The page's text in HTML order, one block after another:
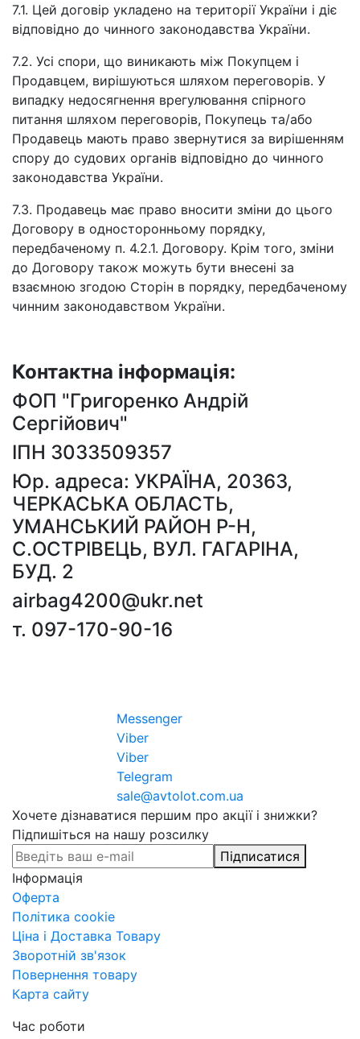
7.1. Цей договір укладено на території України і діє
відповідно до чинного законодавства України.
7.2. Усі спори, що виникають між Покупцем і
Продавцем, вирішуються шляхом переговорів. У
випадку недосягнення врегулювання спірного
питання шляхом переговорів, Покупець та/або
Продавець мають право звернутися за вирішенням
спору до судових органів відповідно до чинного
законодавства України.
7.3. Продавець має право вносити зміни до цього
Договору в односторонньому порядку,
передбаченому п. 4.2.1. Договору. Крім того, зміни
до Договору також можуть бути внесені за
взаємною згодою Сторін в порядку, передбаченому
чинним законодавством України.
Контактна інформація:
ФОП "Григоренко Андрій
Сергійович"
ІПН 3033509357
Юр. адреса: УКРАЇНА, 20363,
ЧЕРКАСЬКА ОБЛАСТЬ,
УМАНСЬКИЙ РАЙОН Р-Н,
С.ОСТРІВЕЦЬ, ВУЛ. ГАГАРІНА,
БУД. 2
airbag4200@ukr.net
т. 097-170-90-16
Messenger
Viber
Viber
Telegram
sale@avtolot.com.ua
Хочете дізнаватися першим про акції і знижки?
Підпишіться на нашу розсилку
Підписатися
Інформація
Оферта
Політика cookie
Ціна і Доставка Товару
Зворотній зв'язок
Повернення товару
Карта сайту
Час роботи